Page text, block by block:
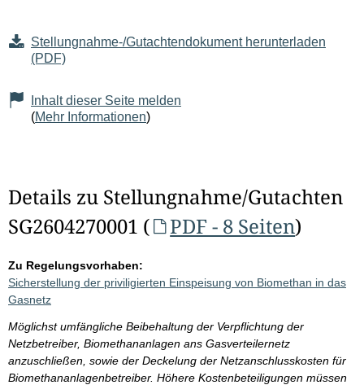
Stellungnahme-/Gutachtendokument herunterladen
(PDF)
Inhalt dieser Seite melden
(Mehr Informationen)
Details zu Stellungnahme/Gutachten
SG2604270001 (
PDF - 8 Seiten)
Zu Regelungsvorhaben:
Sicherstellung der priviligierten Einspeisung von Biomethan in das
Gasnetz
Möglichst umfängliche Beibehaltung der Verpflichtung der
Netzbetreiber, Biomethananlagen ans Gasverteilernetz
anzuschließen, sowie der Deckelung der Netzanschlusskosten für
Biomethananlagenbetreiber. Höhere Kostenbeteiligungen müssen